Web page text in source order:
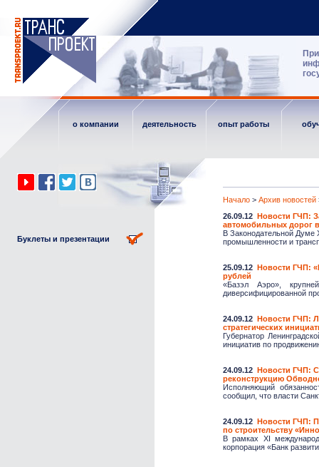
о компании деятельность опыт работы
Буклеты и презентации
Начало > Архив новостей
26.09.12 Новости ГЧП:
автомобильных дорог
В Законодательной Думе
промышленности и
25.09.12 Новости ГЧП:
рублей
«Базэл Аэро»,
диверсифицированной
24.09.12 Новости ГЧП:
стратегических
Губернатор
инициатив по
24.09.12 Новости ГЧП:
реконструкцию
Исполняющий
сообщил, что власти
24.09.12 Новости ГЧП:
по строительству
В рамках XI
корпорация «Банк